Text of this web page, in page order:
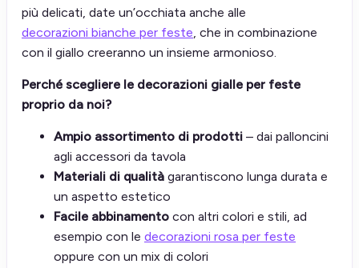
più delicati, date un’occhiata anche alle
decorazioni bianche per feste, che in combinazione
con il giallo creeranno un insieme armonioso.
Perché scegliere le decorazioni gialle per feste
proprio da noi?
Ampio assortimento di prodotti – dai palloncini
agli accessori da tavola
Materiali di qualità garantiscono lunga durata e
un aspetto estetico
Facile abbinamento con altri colori e stili, ad
esempio con le decorazioni rosa per feste
oppure con un mix di colori